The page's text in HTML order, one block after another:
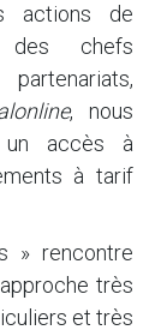
actions de
des chefs
, nous
un accès à
à tarif
» rencontre
très
et très